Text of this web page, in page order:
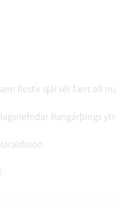
flestir sjái sér fært að
Rangárþings